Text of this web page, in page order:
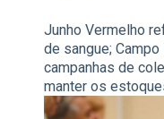
Junho Vermelho
de sangue;
campanhas de
manter os